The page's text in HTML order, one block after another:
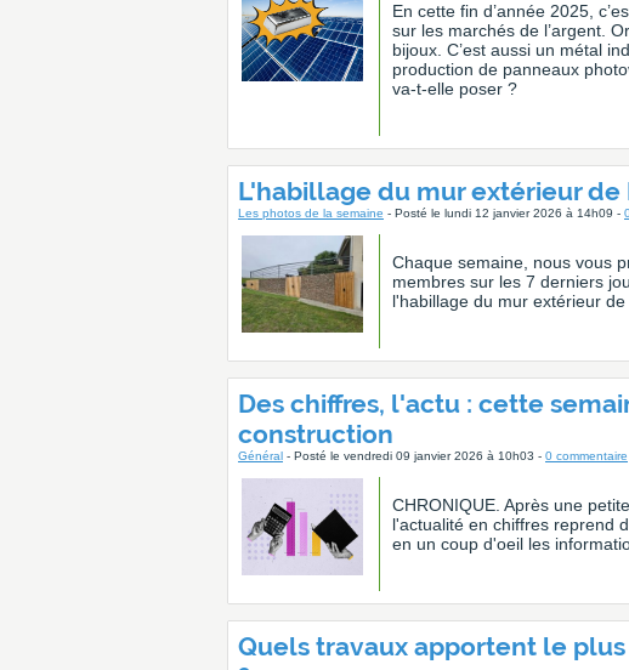
En cette fin d’année 2025,
sur les marchés de l’argent.
bijoux. C’est aussi un métal
production de panneaux
va-t-elle poser ?
L'habillage du mur extérieur de
Les photos de la semaine - Posté le lundi 12 janvier 2026 à 14h09 -
Chaque semaine, nous vous
membres sur les 7 derniers
l'habillage du mur extérieur de
Des chiffres, l'actu : cette
construction
Général - Posté le vendredi 09 janvier 2026 à 10h03 - 0 commentaire
CHRONIQUE. Après une
l'actualité en chiffres reprend
en un coup d'oeil les
Quels travaux apportent le